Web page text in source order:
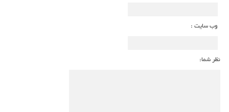
وب سایت :
نظر شما: